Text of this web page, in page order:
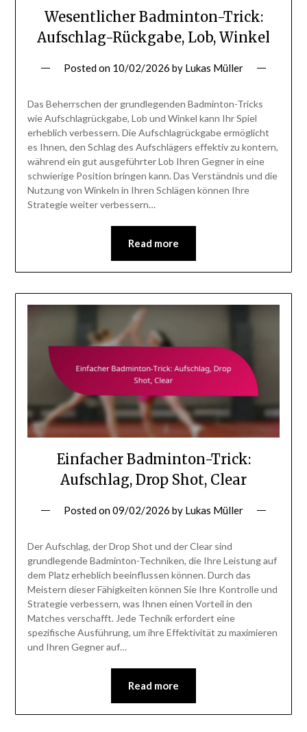
Wesentlicher Badminton-Trick:
Aufschlag-Rückgabe, Lob, Winkel
Posted on 10/02/2026 by Lukas Müller
Das Beherrschen der grundlegenden Badminton-Tricks
wie Aufschlagrückgabe, Lob und Winkel kann Ihr Spiel
erheblich verbessern. Die Aufschlagrückgabe ermöglicht
es Ihnen, den Schlag des Aufschlägers effektiv zu kontern,
während ein gut ausgeführter Lob Ihren Gegner in eine
schwierige Position bringen kann. Das Verständnis und die
Nutzung von Winkeln in Ihren Schlägen können Ihre
Strategie weiter verbessern…
Read more
Einfacher Badminton-Trick:
Aufschlag, Drop Shot, Clear
Posted on09/02/2026 by Lukas Müller
Der Aufschlag, der Drop Shot und der Clear sind
grundlegende Badminton-Techniken, die Ihre Leistung auf
dem Platz erheblich beeinflussen können. Durch das
Meistern dieser Fähigkeiten können Sie Ihre Kontrolle und
Strategie verbessern, was Ihnen einen Vorteil in den
Matches verschafft. Jede Technik erfordert eine
spezifische Ausführung, um ihre Effektivität zu maximieren
und Ihren Gegner auf…
Read more